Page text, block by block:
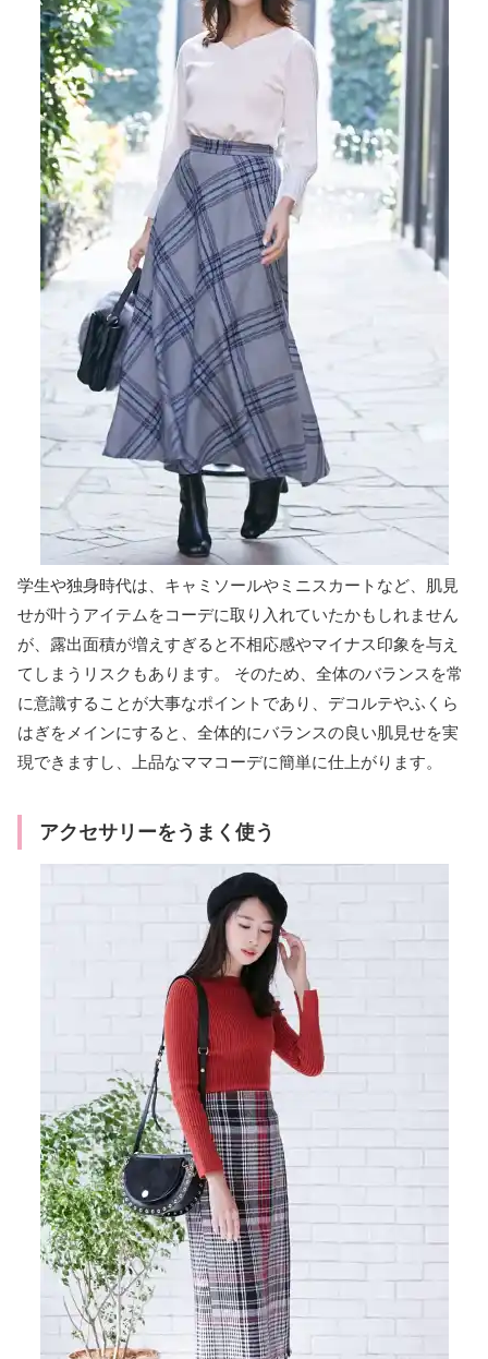
学生や独身時代は、キャミソールやミニスカートなど、肌見
せが叶うアイテムをコーデに取り入れていたかもしれません
が、露出面積が増えすぎると不相応感やマイナス印象を与え
てしまうリスクもあります。 そのため、全体のバランスを常
に意識することが大事なポイントであり、デコルテやふくら
はぎをメインにすると、全体的にバランスの良い肌見せを実
現できますし、上品なママコーデに簡単に仕上がります。
アクセサリーをうまく使う